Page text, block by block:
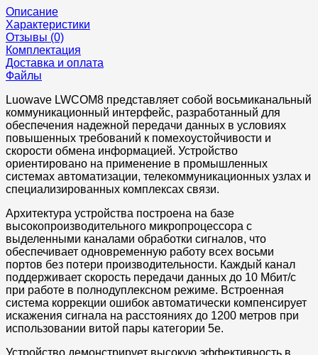
Описание
Характеристики
Отзывы (0)
Комплектация
Доставка и оплата
Файлы
Luowave LWCOM8 представляет собой восьмиканальный
коммуникационный интерфейс, разработанный для
обеспечения надежной передачи данных в условиях
повышенных требований к помехоустойчивости и
скорости обмена информацией. Устройство
ориентировано на применение в промышленных
системах автоматизации, телекоммуникационных узлах и
специализированных комплексах связи.
Архитектура устройства построена на базе
высокопроизводительного микропроцессора с
выделенными каналами обработки сигналов, что
обеспечивает одновременную работу всех восьми
портов без потери производительности. Каждый канал
поддерживает скорость передачи данных до 10 Мбит/с
при работе в полнодуплексном режиме. Встроенная
система коррекции ошибок автоматически компенсирует
искажения сигнала на расстояниях до 1200 метров при
использовании витой пары категории 5е.
Устройство демонстрирует высокую эффективность в